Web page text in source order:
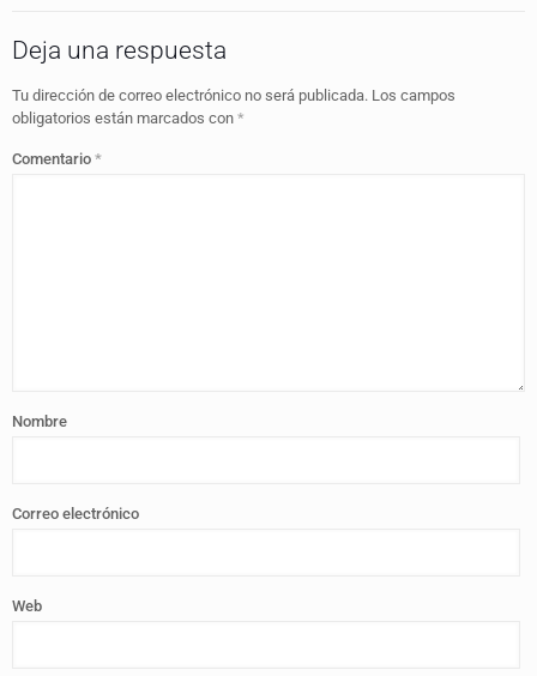
Deja una respuesta
Tu dirección de correo electrónico no será publicada. Los campos
obligatorios están marcados con *
Comentario *
Nombre
Correo electrónico
Web